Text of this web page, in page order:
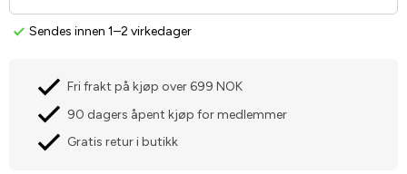
Sendes innen 1–2 virkedager
Fri frakt på kjøp over 699 NOK
90 dagers åpent kjøp for medlemmer
Gratis retur i butikk